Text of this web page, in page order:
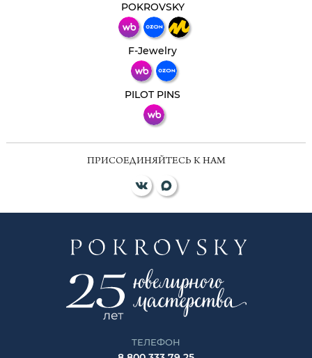
POKROVSKY
F-Jewelry
PILOT PINS
ПРИСОЕДИНЯЙТЕСЬ К НАМ
ТЕЛЕФОН